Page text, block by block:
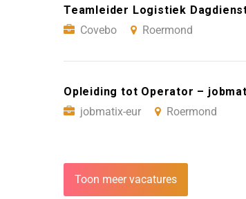
Teamleider Logistiek
Covebo
Roermond
Opleiding tot Operator –
jobmatix-eur
Roermond
Toon meer vacatures